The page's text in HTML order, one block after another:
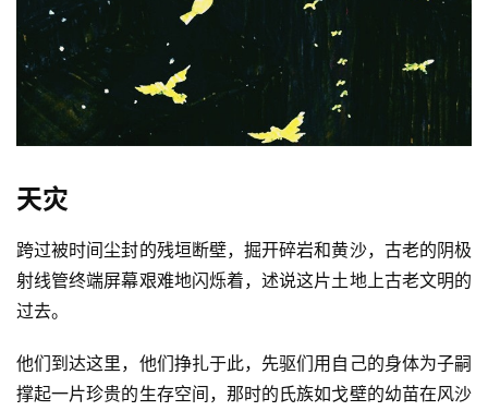
天灾
跨过被时间尘封的残垣断壁，掘开碎岩和黄沙，古老的阴极
射线管终端屏幕艰难地闪烁着，述说这片土地上古老文明的
过去。
他们到达这里，他们挣扎于此，先驱们用自己的身体为子嗣
撑起一片珍贵的生存空间，那时的氏族如戈壁的幼苗在风沙